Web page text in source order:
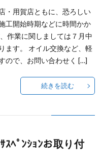
AE-
・用賀店ともに、恐ろしい
工開始時期などに時間かか
作業に関しましては７月中
ます。 オイル交換など、軽
ので、お問い合わせく […]
続きを読む
ﾍﾟﾝｼｮﾝお取り付